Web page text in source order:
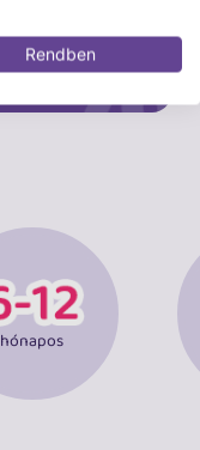
hónapos
Rendben